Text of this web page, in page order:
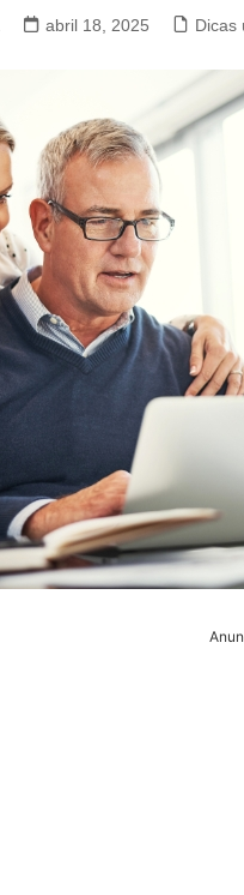
abril 18, 2025 Dicas